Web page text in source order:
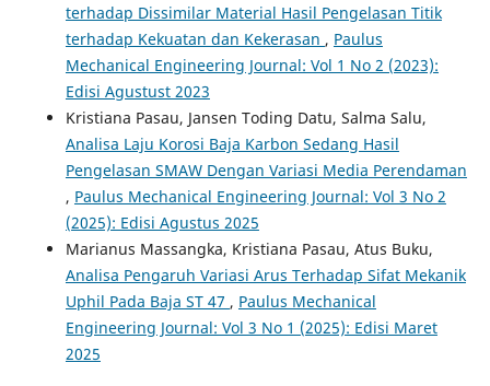
terhadap Dissimilar Material Hasil Pengelasan Titik
terhadap Kekuatan dan Kekerasan , Paulus
Mechanical Engineering Journal: Vol 1 No 2 (2023):
Edisi Agustust 2023
Kristiana Pasau, Jansen Toding Datu, Salma Salu,
Analisa Laju Korosi Baja Karbon Sedang Hasil
Pengelasan SMAW Dengan Variasi Media Perendaman
, Paulus Mechanical Engineering Journal: Vol 3 No 2
(2025): Edisi Agustus 2025
Marianus Massangka, Kristiana Pasau, Atus Buku,
Analisa Pengaruh Variasi Arus Terhadap Sifat Mekanik
Uphil Pada Baja ST 47 , Paulus Mechanical
Engineering Journal: Vol 3 No 1 (2025): Edisi Maret
2025